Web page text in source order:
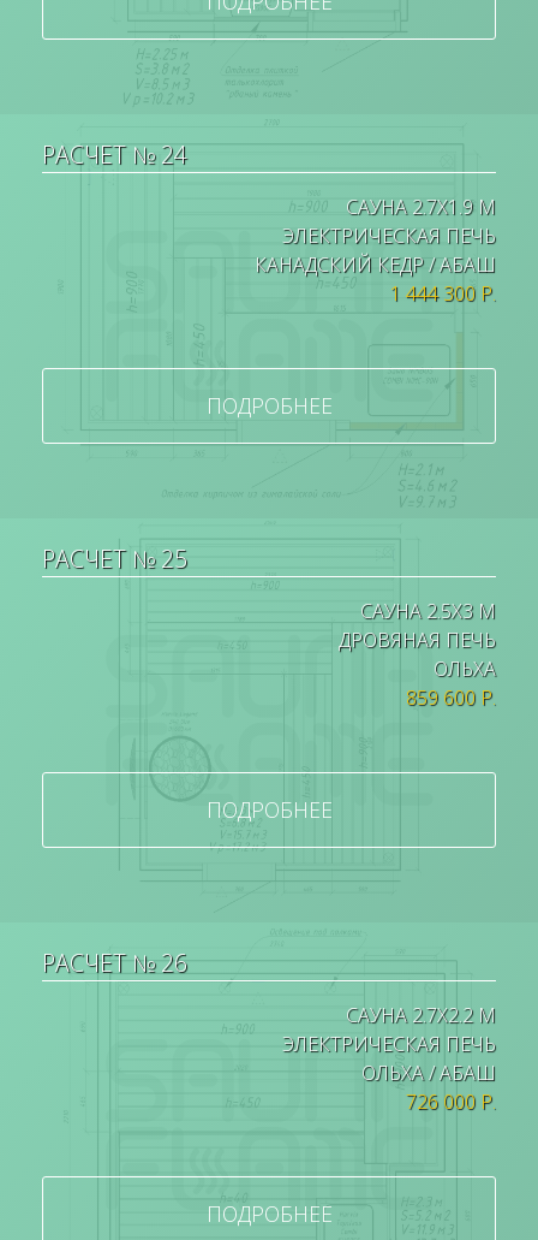
РАСЧЕТ № 24
САУНА 2.7Х1.9 М
ЭЛЕКТРИЧЕСКАЯ ПЕЧЬ
КАНАДСКИЙ КЕДР / АБАШ
1 444 300 Р.
ПОДРОБНЕЕ
РАСЧЕТ № 25
САУНА 2.5Х3 М
ДРОВЯНАЯ ПЕЧЬ
ОЛЬХА
859 600 Р.
ПОДРОБНЕЕ
РАСЧЕТ № 26
САУНА 2.7Х2.2 М
ЭЛЕКТРИЧЕСКАЯ ПЕЧЬ
ОЛЬХА / АБАШ
726 000 Р.
ПОДРОБНЕЕ